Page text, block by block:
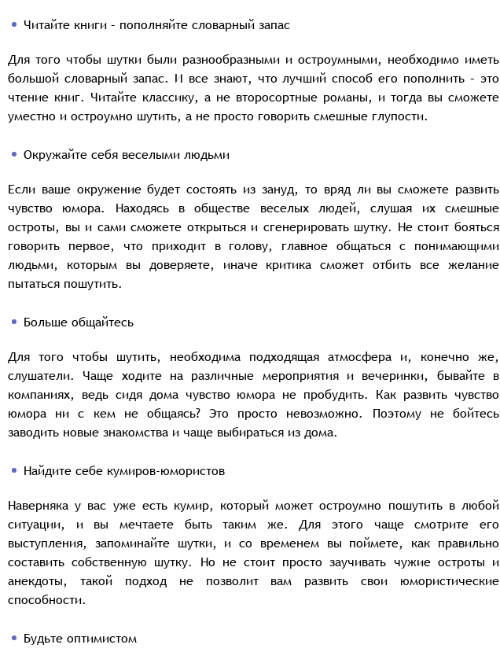
Читайте книги – пополняйте словарный запас
Для того чтобы шутки были разнообразными и остроумными, необходимо иметь
большой словарный запас. И все знают, что лучший способ его пополнить – это
чтение книг. Читайте классику, а не второсортные романы, и тогда вы сможете
уместно и остроумно шутить, а не просто говорить смешные глупости.
Окружайте себя веселыми людьми
Если ваше окружение будет состоять из зануд, то вряд ли вы сможете развить
чувство юмора. Находясь в обществе веселых людей, слушая их смешные
остроты, вы и сами сможете открыться и сгенерировать шутку. Не стоит бояться
говорить первое, что приходит в голову, главное общаться с понимающими
людьми, которым вы доверяете, иначе критика сможет отбить все желание
пытаться пошутить.
Больше общайтесь
Для того чтобы шутить, необходима подходящая атмосфера и, конечно же,
слушатели. Чаще ходите на различные мероприятия и вечеринки, бывайте в
компаниях, ведь сидя дома чувство юмора не пробудить. Как развить чувство
юмора ни с кем не общаясь? Это просто невозможно. Поэтому не бойтесь
заводить новые знакомства и чаще выбираться из дома.
Найдите себе кумиров-юмористов
Наверняка у вас уже есть кумир, который может остроумно пошутить в любой
ситуации, и вы мечтаете быть таким же. Для этого чаще смотрите его
выступления, запоминайте шутки, и со временем вы поймете, как правильно
составить собственную шутку. Но не стоит просто заучивать чужие остроты и
анекдоты, такой подход не позволит вам развить свои юмористические
способности.
Будьте оптимистом